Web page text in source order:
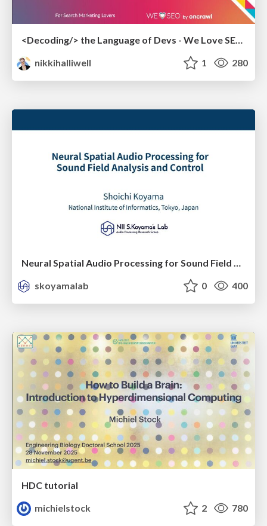
<Decoding/> the Language of Devs - We Love SEO 2024
nikkihalliwell
1 280
skoyamalab
0 400
HDC tutorial
michielstock
2 780